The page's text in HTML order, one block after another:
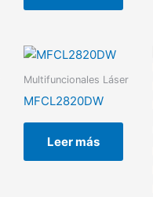
Multifuncionales Láser
MFCL2820DW
Leer más